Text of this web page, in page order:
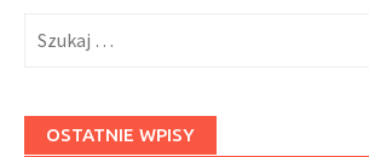
OSTATNIE WPISY